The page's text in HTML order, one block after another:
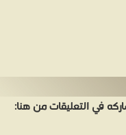
في التعليقات من هنا: